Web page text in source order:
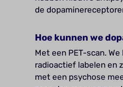
de
Hoe kunnen we
Met een PET-scan.
radioactief labelen en
met een psychose